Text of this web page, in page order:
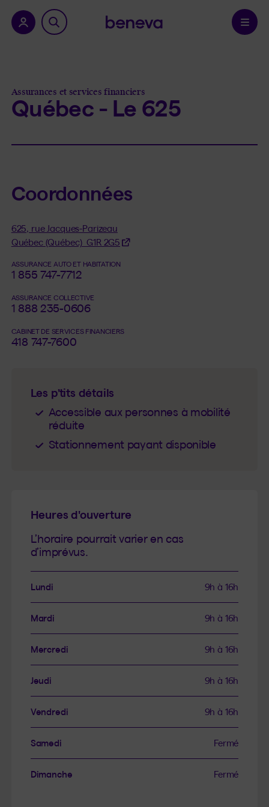
province.Confirmer
Assurances et services financiers
Québec - Le 625
Coordonnées
625, rue Jacques-Parizeau
Québec (Québec) G1R 2G5
ASSURANCE AUTO ET HABITATION
1 855 747-7712
ASSURANCE COLLECTIVE
1 888 235-0606
CABINET DE SERVICES FINANCIERS
418 747-7600
Les p’tits détails
Accessible aux personnes à mobilité
réduite
Stationnement payant disponible
Heures d'ouverture
L’horaire pourrait varier en cas
d’imprévus.
Lundi 9h à 16h
Mardi 9h à 16h
Mercredi 9h à 16h
Jeudi 9h à 16h
Vendredi 9h à 16h
Samedi Fermé
Dimanche Fermé